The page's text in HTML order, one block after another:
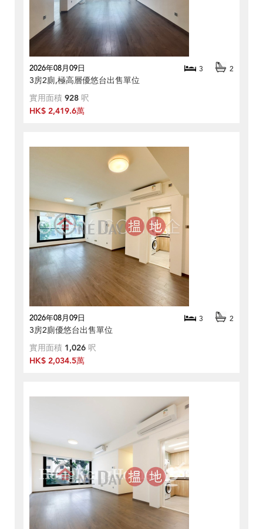
2026年08月09日 3 2
3房2廁,極高層優悠台出售單位
實用面積 928 呎
HK$ 2,419.6萬
2026年08月09日 3 2
3房2廁優悠台出售單位
實用面積 1,026 呎
HK$ 2,034.5萬